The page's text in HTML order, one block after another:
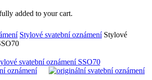
added to your cart.
Stylové svatební oznámení Stylové